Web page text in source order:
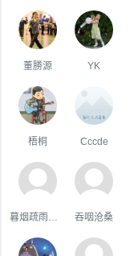
董勝源 YK
梧桐 Cccde
吞咽沧桑